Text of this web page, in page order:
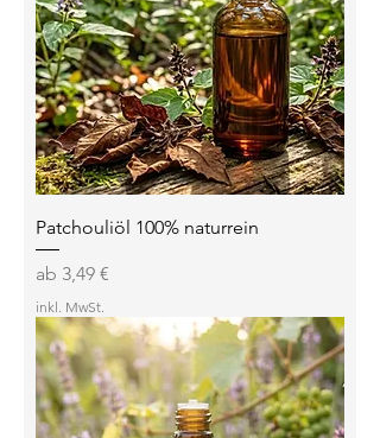
Patchouliöl 100% naturrein
ab 3,49 €
Sale-Preis
inkl. MwSt.